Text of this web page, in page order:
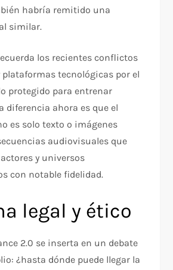
habría remitido una
similar.
los recientes conflictos
tecnológicas por el
protegido para entrenar
diferencia ahora es que el
es solo texto o imágenes
audiovisuales que
y universos
con notable fidelidad.
legal y ético
2.0 se inserta en un debate
¿hasta dónde puede llegar la